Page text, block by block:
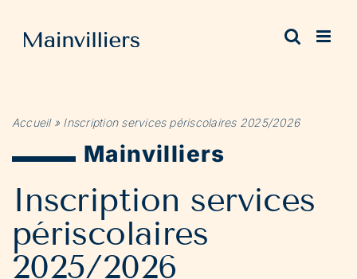
contenu
Accueil» Inscription services périscolaires 2025/2026
Mainvilliers
Inscription services
périscolaires
2025/2026